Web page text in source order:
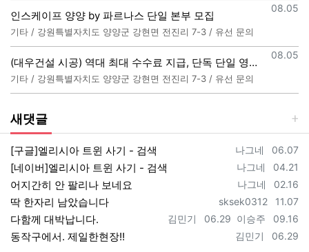
등록일
08.05
인스케이프 양양 by 파르나스 단일 본부 모집
기타 / 강원특별자치도 양양군 강현면 전진리 7-3 / 유선 문의
등록일
08.05
(대우건설 시공) 역대 최대 수수료 지급, 단독 단일 영업본부 선착순 모집 (팀,팀원 개별문의 가능)
기타 / 강원특별자치도 양양군 강현면 전진리 7-3 / 유선 문의
새댓글
등록자
나그네 등록일
06.07
[구글]엘리시아 트윈 사기 - 검색
등록자
나그네 등록일
04.21
[네이버]엘리시아 트윈 사기 - 검색
등록자
나그네 등록일
02.16
어지간히 안 팔리나 보네요
등록자
sksek0312 등록일
11.07
딱 한자리 남았습니다
등록자
이승주 등록일
09.16
등록자
김민기 등록일
06.29
다함께 대박납니다.
등록자
김민기 등록일
06.29
동작구에서. 제일한현장!!